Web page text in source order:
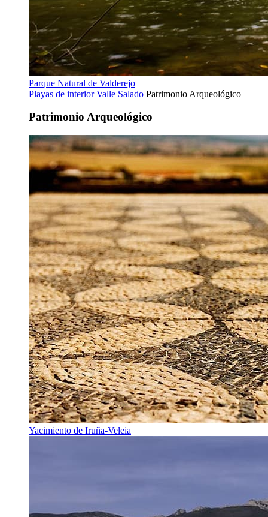
Parque Natural de Valderejo
Playas de interiorValle Salado Patrimonio Arqueológico
Patrimonio Arqueológico
Yacimiento de Iruña-Veleia